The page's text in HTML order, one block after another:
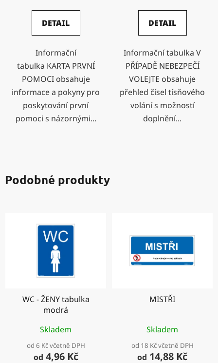
DETAIL
Informační
tabulka KARTA PRVNÍ
POMOCI obsahuje
informace a pokyny pro
poskytování první
pomoci s názornými...
DETAIL
Informační tabulka V
PŘÍPADĚ NEBEZPEČÍ
VOLEJTE obsahuje
přehled čísel tísňového
volání s možností
doplnění...
Podobné produkty
WC - ŽENY tabulka
modrá
Skladem
od 6 Kč včetně DPH
od 4,96 Kč
MISTŘI
Skladem
od 18 Kč včetně DPH
od 14,88 Kč